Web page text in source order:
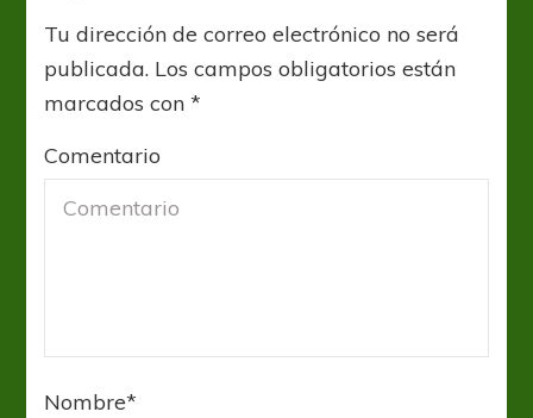
Tu dirección de correo electrónico no será
publicada. Los campos obligatorios están
marcados con*
Comentario
Nombre*